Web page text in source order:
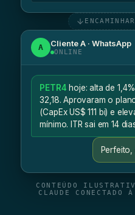
A Cliente A · WhatsApp
ONLINE
PETR4 hoje: alta de
32,18. Aprovaram o
(CapEx US$ 111 bi) e
mínimo. ITR sai em 14
Perfeito,
CONTEÚDO
CLAUDE CONECTADO